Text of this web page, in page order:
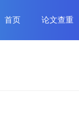
首页 论文查重